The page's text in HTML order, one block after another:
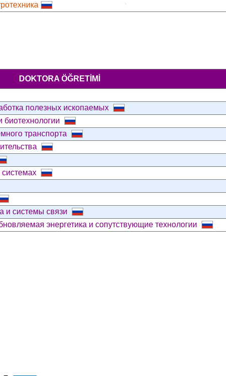
DOKTORA ÖĞRETIMI
полезных ископаемых
транспорта
системах
и системы связи
энергетика и сопутствующие технологии